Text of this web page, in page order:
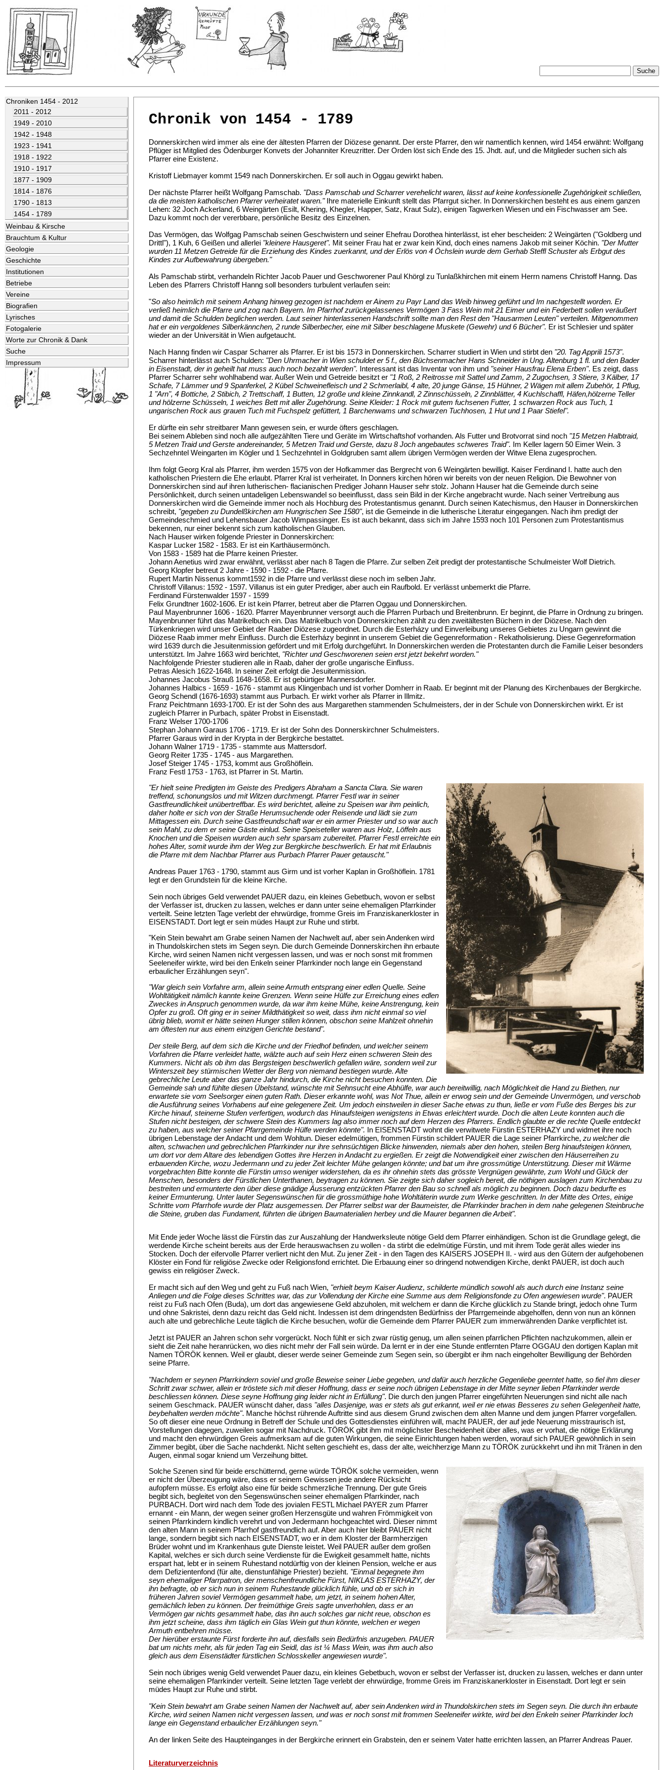
Chroniken 1454 - 2012
2011 - 2012
1949 - 2010
1942 - 1948
1923 - 1941
1918 - 1922
1910 - 1917
1877 - 1909
1814 - 1876
1790 - 1813
1454 - 1789
Weinbau & Kirsche
Brauchtum & Kultur
Geologie
Geschichte
Institutionen
Betriebe
Vereine
Biografien
Lyrisches
Fotogalerie
Worte zur Chronik & Dank
Suche
Impressum
Chronik von 1454 - 1789
Donnerskirchen wird immer als eine der ältesten Pfarren der Diözese genannt. Der erste Pfarrer, den wir namentlich kennen, wird 1454 erwähnt: Wolfgang
Pflüger ist Mitglied des Ödenburger Konvets der Johanniter Kreuzritter. Der Orden löst sich Ende des 15. Jhdt. auf, und die Mitglieder suchen sich als
Pfarrer eine Existenz.
Kristoff Liebmayer kommt 1549 nach Donnerskirchen. Er soll auch in Oggau gewirkt haben.
Der nächste Pfarrer heißt Wolfgang Pamschab. "Dass Pamschab und Scharrer verehelicht waren, lässt auf keine konfessionelle Zugehörigkeit schließen,
da die meisten katholischen Pfarrer verheiratet waren."Ihre materielle Einkunft stellt das Pfarrgut sicher. In Donnerskirchen besteht es aus einem ganzen
Lehen: 32 Joch Ackerland, 6 Weingärten (Esilt, Khering, Khegler, Happer, Satz, Kraut Sulz), einigen Tagwerken Wiesen und ein Fischwasser am See.
Dazu kommt noch der vererbbare, persönliche Besitz des Einzelnen.
Das Vermögen, das Wolfgag Pamschab seinen Geschwistern und seiner Ehefrau Dorothea hinterlässt, ist eher bescheiden: 2 Weingärten ("Goldberg und
Drittl"), 1 Kuh, 6 Geißen und allerlei "kleinere Hausgeret". Mit seiner Frau hat er zwar kein Kind, doch eines namens Jakob mit seiner Köchin. "Der Mutter
wurden 11 Metzen Getreide für die Erziehung des Kindes zuerkannt, und der Erlös von 4 Öchslein wurde dem Gerhab Steffl Schuster als Erbgut des
Kindes zur Aufbewahrung übergeben."
Als Pamschab stirbt, verhandeln Richter Jacob Pauer und Geschworener Paul Khörgl zu Tunlaßkhirchen mit einem Herrn namens Christoff Hanng. Das
Leben des Pfarrers Christoff Hanng soll besonders turbulent verlaufen sein:
"So also heimlich mit seinem Anhang hinweg gezogen ist nachdem er Ainem zu Payr Land das Weib hinweg geführt und Im nachgestellt worden. Er
verließ heimlich die Pfarre und zog nach Bayern. Im Pfarrhof zurückgelassenes Vermögen 3 Fass Wein mit 21 Eimer und ein Federbett sollen veräußert
und damit die Schulden beglichen werden. Laut seiner hinterlassenen Handschrift sollte man den Rest den "Hausarmen Leuten" verteilen. Mitgenommen
hat erein vergoldenes Silberkännchen, 2 runde Silberbecher, eine mit Silber beschlagene Muskete (Gewehr) und 6 Bücher". Er ist Schlesier und später
wieder an der Universität in Wien aufgetaucht.
Nach Hanng finden wir Caspar Scharrer als Pfarrer. Er ist bis 1573 in Donnerskirchen. Scharrer studiert in Wien und stirbt den "20. Tag Apprili 1573".
Scharrer hinterlässt auch Schulden: "Den Uhrmacher in Wien schuldet er 5 f., den Büchsenmacher Hans Schneider in Ung. Altenburg 1 fl. und den Bader
in Eisenstadt, der in geheilt hat muss auch noch bezahlt werden". Interessant ist das Inventar von ihm und "seiner Hausfrau Elena Erben". Es zeigt, dass
Pfarrer Scharrer sehr wohlhabend war. Außer Wein und Getreide besitzt er "1 Roß, 2 Reitrosse mit Sattel und Zamm, 2 Zugochsen, 3 Stiere, 3 Kälber, 17
Schafe, 7 Lämmer und 9 Spanferkel, 2 Kübel Schweinefleisch und 2 Schmerlaibl, 4 alte, 20 junge Gänse, 15 Hühner, 2 Wägen mit allem Zubehör, 1 Pflug,
1 "Arn", 4 Bottiche, 2 Stibich, 2 Trettschaff, 1 Butten, 12 große und kleine Zinnkandl, 2 Zinnschüsseln, 2 Zinnblätter, 4 Kuchlschaffl, Häfen,hölzerne Teller
und hölzerne Schüsseln, 1 weiches Bett mit aller Zugehörung. Seine Kleider: 1 Rock mit gutem fuchsenen Futter, 1 schwarzen Rock aus Tuch, 1
ungarischen Rock aus grauen Tuch mit Fuchspelz gefüttert, 1 Barchenwams und schwarzen Tuchhosen, 1 Hut und 1 Paar Stiefel".
Er dürfte ein sehr streitbarer Mann gewesen sein, er wurde öfters geschlagen.
Bei seinem Ableben sind noch alle aufgezählten Tiere und Geräte im Wirtschaftshof vorhanden. Als Futter und Brotvorrat sind noch "15 Metzen Halbtraid,
5 Metzen Traid und Gerste andereinander, 5 Metzen Traid und Gerste, dazu 8 Joch angebautes schweres Traid". Im Keller lagern 50 Eimer Wein. 3
Sechzehntel Weingarten im Kögler und 1 Sechzehntel in Goldgruben samt allem übrigen Vermögen werden der Witwe Elena zugesprochen.
Ihm folgt Georg Kral als Pfarrer, ihm werden 1575 von der Hofkammer das Bergrecht von 6 Weingärten bewilligt. Kaiser Ferdinand I. hatte auch den
katholischen Priestern die Ehe erlaubt. Pfarrer Kral ist verheiratet. In Donners kirchen hören wir bereits von der neuen Religion. Die Bewohner von
Donnerskirchen sind auf ihren lutherischen- flacianischen Prediger Johann Hauser sehr stolz. Johann Hauser hat die Gemeinde durch seine
Persönlichkeit, durch seinen untadeligen Lebenswandel so beeinflusst, dass sein Bild in der Kirche angebracht wurde. Nach seiner Vertreibung aus
Donnerskirchen wird die Gemeinde immer noch als Hochburg des Protestantismus genannt. Durch seinen Katechismus, den Hauser in Donnerskirchen
schreibt, "gegeben zu Dundelßkirchen am Hungrischen See 1580", ist die Gemeinde in die lutherische Literatur eingegangen. Nach ihm predigt der
Gemeindeschmied und Lehensbauer Jacob Wimpassinger. Es ist auch bekannt, dass sich im Jahre 1593 noch 101 Personen zum Protestantismus
bekennen, nur einer bekennt sich zum katholischen Glauben.
Nach Hauser wirken folgende Priester in Donnerskirchen:
Kaspar Lucker 1582 - 1583. Er ist ein Karthäusermönch.
Von 1583 - 1589 hat die Pfarre keinen Priester.
Johann Aenetius wird zwar erwähnt, verlässt aber nach 8 Tagen die Pfarre. Zur selben Zeit predigt der protestantische Schulmeister Wolf Dietrich.
Georg Klopfer betreut 2 Jahre - 1590 - 1592 - die Pfarre.
Rupert Martin Nissenus kommt1592 in die Pfarre und verlässt diese noch im selben Jahr.
Christoff Villanus: 1592 - 1597. Villanus ist ein guter Prediger, aber auch ein Raufbold. Er verlässt unbemerkt die Pfarre.
Ferdinand Fürstenwalder 1597 - 1599
Felix Grundtner 1602-1606. Er ist kein Pfarrer, betreut aber die Pfarren Oggau und Donnerskirchen.
Paul Mayenbrunner 1606 - 1620. Pfarrer Mayenbrunner versorgt auch die Pfarren Purbach und Breitenbrunn. Er beginnt, die Pfarre in Ordnung zu bringen.
Mayenbrunner führt das Matrikelbuch ein. Das Matrikelbuch von Donnerskirchen zählt zu den zweitältesten Büchern in der Diözese. Nach den
Türkenkriegen wird unser Gebiet der Raaber Diözese zugeordnet. Durch die Esterházy und Einverleibung unseres Gebietes zu Ungarn gewinnt die
Diözese Raab immer mehr Einfluss. Durch die Esterházy beginnt in unserem Gebiet die Gegenreformation - Rekatholisierung. Diese Gegenreformation
wird 1639 durch die Jesuitenmission gefördert und mit Erfolg durchgeführt. In Donnerskirchen werden die Protestanten durch die Familie Leiser besonders
unterstützt. Im Jahre 1663 wird berichtet, "Richter und Geschworenen seien erst jetzt bekehrt worden."
Nachfolgende Priester studieren alle in Raab, daher der große ungarische Einfluss.
Petras Alesich 1622-1648. In seiner Zeit erfolgt die Jesuitenmission.
Johannes Jacobus Strauß 1648-1658. Er ist gebürtiger Mannersdorfer.
Johannes Halbics - 1659 - 1676 - stammt aus Klingenbach und ist vorher Domherr in Raab. Er beginnt mit der Planung des Kirchenbaues der Bergkirche.
Georg Schendl (1676-1693) stammt aus Purbach. Er wirkt vorher als Pfarrer in Illmitz.
Franz Peichtmann 1693-1700. Er ist der Sohn des aus Margarethen stammenden Schulmeisters, der in der Schule von Donnerskirchen wirkt. Er ist
zugleich Pfarrer in Purbach, später Probst in Eisenstadt.
Franz Welser 1700-1706
Stephan Johann Garaus 1706 - 1719. Er ist der Sohn des Donnerskirchner Schulmeisters.
Pfarrer Garaus wird in der Krypta in der Bergkirche bestattet.
Johann Walner 1719 - 1735 - stammte aus Mattersdorf.
Georg Reiter 1735 - 1745 - aus Margarethen.
Josef Steiger 1745 - 1753, kommt aus Großhöflein.
Franz Festl 1753 - 1763, ist Pfarrer in St. Martin.
"Er hielt seine Predigten im Geiste des Predigers Abraham a Sancta Clara. Sie waren
treffend, schonungslos und mit Witzen durchmengt. Pfarrer Festl war in seiner
Gastfreundlichkeit unübertreffbar. Es wird berichtet, alleine zu Speisen war ihm peinlich,
daher holte er sich von der Straße Herumsuchende oder Reisende und lädt sie zum
Mittagessen ein. Durch seine Gastfreundschaft war er ein armer Priester und so war auch
sein Mahl, zu dem er seine Gäste einlud. Seine Speiseteller waren aus Holz, Löffeln aus
Knochen und die Speisen wurden auch sehr sparsam zubereitet. Pfarrer Festl erreichte ein
hohes Alter, somit wurde ihm der Weg zur Bergkirche beschwerlich. Er hat mit Erlaubnis
die Pfarre mit dem Nachbar Pfarrer aus Purbach Pfarrer Pauer getauscht."
Andreas Pauer 1763 - 1790, stammt aus Girm und ist vorher Kaplan in Großhöflein. 1781
legt er den Grundstein für die kleine Kirche.
Sein noch übriges Geld verwendet PAUER dazu, ein kleines Gebetbuch, wovon er selbst
der Verfasser ist, drucken zu lassen, welches er dann unter seine ehemaligen Pfarrkinder
verteilt. Seine letzten Tage verlebt der ehrwürdige, fromme Greis im Franziskanerkloster in
EISENSTADT. Dort legt er sein müdes Haupt zur Ruhe und stirbt.
"Kein Stein bewahrt am Grabe seinen Namen der Nachwelt auf, aber sein Andenken wird
in Thundolskirchen stets im Segen seyn. Die durch Gemeinde Donnerskirchen ihn erbaute
Kirche, wird seinen Namen nicht vergessen lassen, und was er noch sonst mit frommen
Seeleneifer wirkte, wird bei den Enkeln seiner Pfarrkinder noch lange ein Gegenstand
erbaulicher Erzählungen seyn".
"War gleich sein Vorfahre arm, allein seine Armuth entsprang einer edlen Quelle. Seine
Wohltätigkeit nämlich kannte keine Grenzen. Wenn seine Hülfe zur Erreichung eines edlen
Zweckes in Anspruch genommen wurde, da war ihm keine Mühe, keine Anstrengung, kein
Opfer zu groß. Oft ging er in seiner Mildthätigkeit so weit, dass ihm nicht einmal so viel
übrig blieb, womit er hätte seinen Hunger stillen können, obschon seine Mahlzeit ohnehin
am öftesten nur aus einem einzigen Gerichte bestand".
Der steile Berg, auf dem sich die Kirche und der Friedhof befinden, und welcher seinem
Vorfahren die Pfarre verleidet hatte, wälzte auch auf sein Herz einen schweren Stein des
Kummers. Nicht als ob ihm das Bergsteigen beschwerlich gefallen wäre, sondern weil zur
Winterszeit bey stürmischen Wetter der Berg von niemand bestiegen wurde. Alte
gebrechliche Leute aber das ganze Jahr hindurch, die Kirche nicht besuchen konnten. Die
Gemeinde sah und fühlte diesen Übelstand, wünschte mit Sehnsucht eine Abhülfe, war auch bereitwillig, nach Möglichkeit die Hand zu Biethen, nur
erwartete sie vom Seelsorger einen guten Rath. Dieser erkannte wohl, was Not Thue, allein er erwog sein und der Gemeinde Unvermögen, und verschob
die Ausführung seines Vorhabens auf eine gelegenere Zeit. Um jedoch einstweilen in dieser Sache etwas zu thun, ließe er vom Fuße des Berges bis zur
Kirche hinauf, steinerne Stufen verfertigen, wodurch das Hinaufsteigen wenigstens in Etwas erleichtert wurde. Doch die alten Leute konnten auch die
Stufen nicht besteigen, der schwere Stein des Kummers lag also immer noch auf dem Herzen des Pfarrers. Endlich glaubte er die rechte Quelle entdeckt
zu haben, aus welcher seiner Pfarrgemeinde Hülfe werden könnte". In EISENSTADT wohnt die verwitwete Fürstin ESTERHAZY und widmet ihre noch
übrigen Lebenstage der Andacht und dem Wohltun. Dieser edelmütigen, frommen Fürstin schildert PAUER die Lage seiner Pfarrkirche, zu welcher die
alten, schwachen und gebrechlichen Pfarrkinder nur ihre sehnsüchtigen Blicke hinwenden, niemals aber den hohen, steilen Berg hinaufsteigen können,
um dort vor dem Altare des lebendigen Gottes ihre Herzen in Andacht zu ergießen. Er zeigt die Notwendigkeit einer zwischen den Häuserreihen zu
erbauenden Kirche, wozu Jedermann und zu jeder Zeit leichter Mühe gelangen könnte; und bat um ihre grossmütige Unterstützung. Dieser mit Wärme
vorgebrachten Bitte konnte die Fürstin umso weniger widerstehen, da es ihr ohnehin stets das grösste Vergnügen gewährte, zum Wohl und Glück der
Menschen, besonders der Fürstlichen Unterthanen, beytragen zu können. Sie zeigte sich daher sogleich bereit, die nöthigen auslagen zum Kirchenbau zu
bestreiten und ermunterte den über diese gnädige Äusserung entzückten Pfarrer den Bau so schnell als möglich zu beginnen. Doch dazu bedurfte es
keiner Ermunterung. Unter lauter Segenswünschen für die grossmüthige hohe Wohltäterin wurde zum Werke geschritten. In der Mitte des Ortes, einige
Schritte vom Pfarrhofe wurde der Platz ausgemessen. Der Pfarrer selbst war der Baumeister, die Pfarrkinder brachen in dem nahe gelegenen Steinbruche
die Steine, gruben das Fundament, führten die übrigen Baumaterialien herbey und die Maurer begannen die Arbeit".
Mit Ende jeder Woche lässt die Fürstin das zur Auszahlung der Handwerksleute nötige Geld dem Pfarrer einhändigen. Schon ist die Grundlage gelegt, die
werdende Kirche scheint bereits aus der Erde herauswachsen zu wollen - da stirbt die edelmütige Fürstin, und mit ihrem Tode gerät alles wieder ins
Stocken. Doch der eifervolle Pfarrer verliert nicht den Mut. Zu jener Zeit - in den Tagen des KAISERS JOSEPH II. - wird aus den Gütern der aufgehobenen
Klöster ein Fond für religiöse Zwecke oder Religionsfond errichtet. Die Erbauung einer so dringend notwendigen Kirche, denkt PAUER, ist doch auch
gewiss ein religiöser Zweck.
Er macht sich auf den Weg und geht zu Fuß nach Wien, "erhielt beym Kaiser Audienz, schilderte mündlich sowohl als auch durch eine Instanz seine
Anliegen und die Folge dieses Schrittes war, das zur Vollendung der Kirche eine Summe aus dem Religionsfonde zu Ofen angewiesen wurde". PAUER
reist zu Fuß nach Ofen (Buda), um dort das angewiesene Geld abzuholen, mit welchem er dann die Kirche glücklich zu Stande bringt, jedoch ohne Turm
und ohne Sakristei, denn dazu reicht das Geld nicht. Indessen ist dem dringendsten Bedürfniss der Pfarrgemeinde abgeholfen, denn von nun an können
auch alte und gebrechliche Leute täglich die Kirche besuchen, wofür die Gemeinde dem Pfarrer PAUER zum immerwährenden Danke verpflichtet ist.
Jetzt ist PAUER an Jahren schon sehr vorgerückt. Noch fühlt er sich zwar rüstig genug, um allen seinen pfarrlichen Pflichten nachzukommen, allein er
sieht die Zeit nahe heranrücken, wo dies nicht mehr der Fall sein würde. Da lernt er in der eine Stunde entfernten Pfarre OGGAU den dortigen Kaplan mit
Namen TÖRÖK kennen. Weil er glaubt, dieser werde seiner Gemeinde zum Segen sein, so übergibt er ihm nach eingeholter Bewilligung der Behörden
seine Pfarre.
"Nachdem er seynen Pfarrkindern soviel und große Beweise seiner Liebe gegeben, und dafür auch herzliche Gegenliebe geerntet hatte, so fiel ihm dieser
Schritt zwar schwer, allein er tröstete sich mit dieser Hoffnung, dass er seine noch übrigen Lebenstage in der Mitte seyner lieben Pfarrkinder werde
beschliessen können. Diese seyne Hoffnung ging leider nicht in Erfüllung". Die durch den jungen Pfarrer eingeführten Neuerungen sind nicht alle nach
seinem Geschmack. PAUER wünscht daher, dass "alles Dasjenige, was er stets als gut erkannt, weil er nie etwas Besseres zu sehen Gelegenheit hatte,
beybehalten werden möchte". Manche höchst rührende Auftritte sind aus diesem Grund zwischen dem alten Manne und dem jungen Pfarrer vorgefallen.
So oft dieser eine neue Ordnung in Betreff der Schule und des Gottesdienstes einführen will, macht PAUER, der auf jede Neuerung misstraurisch ist,
Vorstellungen dagegen, zuweilen sogar mit Nachdruck. TÖRÖK gibt ihm mit möglichster Bescheidenheit über alles, was er vorhat, die nötige Erklärung
und macht den ehrwürdigen Greis aufmerksam auf die guten Wirkungen, die seine Einrichtungen haben werden, worauf sich PAUER gewöhnlich in sein
Zimmer begibt, über die Sache nachdenkt. Nicht selten geschieht es, dass der alte, weichherzige Mann zu TÖRÖK zurückkehrt und ihn mit Tränen in den
Augen, einmal sogar kniend um Verzeihung bittet.
Solche Szenen sind für beide erschütternd, gerne würde TÖRÖK solche vermeiden, wenn
er nicht der Überzeugung wäre, dass er seinem Gewissen jede andere Rücksicht
aufopfern müsse. Es erfolgt also eine für beide schmerzliche Trennung. Der gute Greis
begibt sich, begleitet von den Segenswünschen seiner ehemaligen Pfarrkinder, nach
PURBACH. Dort wird nach dem Tode des jovialen FESTL Michael PAYER zum Pfarrer
ernannt - ein Mann, der wegen seiner großen Herzensgüte und wahren Frömmigkeit von
seinen Pfarrkindern kindlich verehrt und von Jedermann hochgeachtet wird. Dieser nimmt
den alten Mann in seinem Pfarrhof gastfreundlich auf. Aber auch hier bleibt PAUER nicht
lange, sondern begibt sich nach EISENSTADT, wo er in dem Kloster der Barmherzigen
Brüder wohnt und im Krankenhaus gute Dienste leistet. Weil PAUER außer dem großen
Kapital, welches er sich durch seine Verdienste für die Ewigkeit gesammelt hatte, nichts
erspart hat, lebt er in seinem Ruhestand notdürftig von der kleinen Pension, welche er aus
dem Defizientenfond (für alte, dienstunfähige Priester) bezieht. "Einmal begegnete ihm
seyn ehemaliger Pfarrpatron, der menschenfreundliche Fürst, NIKLAS ESTERHAZY, der
ihn befragte, ob er sich nun in seinem Ruhestande glücklich fühle, und ob er sich in
früheren Jahren soviel Vermögen gesammelt habe, um jetzt, in seinem hohen Alter,
gemächlich leben zu können. Der freimüthige Greis sagte unverhohlen, dass er an
Vermögen gar nichts gesammelt habe, das ihn auch solches gar nicht reue, obschon es
ihm jetzt scheine, dass ihm täglich ein Glas Wein gut thun könnte, welchen er wegen
Armuth entbehren müsse.
Der hierüber erstaunte Fürst forderte ihn auf, diesfalls sein Bedürfnis anzugeben. PAUER
bat um nichts mehr, als für jeden Tag ein Seidl, das ist ¼ Mass Wein, was ihm auch also
gleich aus dem Eisenstädter fürstlichen Schlosskeller angewiesen wurde".
Sein noch übriges wenig Geld verwendet Pauer dazu, ein kleines Gebetbuch, wovon er selbst der Verfasser ist, drucken zu lassen, welches er dann unter
seine ehemaligen Pfarrkinder verteilt. Seine letzten Tage verlebt der ehrwürdige, fromme Greis im Franziskanerkloster in Eisenstadt. Dort legt er sein
müdes Haupt zur Ruhe und stirbt.
"Kein Stein bewahrt am Grabe seinen Namen der Nachwelt auf, aber sein Andenken wird in Thundolskirchen stets im Segen seyn. Die durch ihn erbaute
Kirche, wird seinen Namen nicht vergessen lassen, und was er noch sonst mit frommen Seeleneifer wirkte, wird bei den Enkeln seiner Pfarrkinder loch
lange ein Gegenstand erbaulicher Erzählungen seyn."
An der linken Seite des Haupteinganges in der Bergkirche erinnert ein Grabstein, den er seinem Vater hatte errichten lassen, an Pfarrer Andreas Pauer.
Literaturverzeichnis